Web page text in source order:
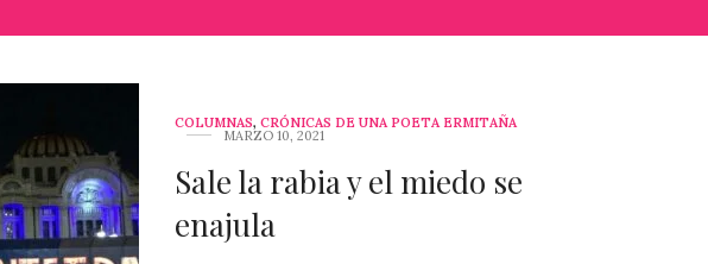
COLUMNAS, CRÓNICAS DE UNA POETA ERMITAÑA
MARZO 10, 2021
Sale la rabia y el miedo se
enajula